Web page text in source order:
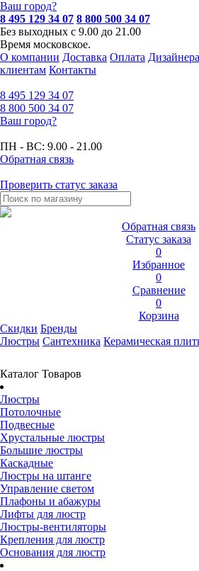
Ваш город?
8 495 129 34 07 8 800 500 34 07
Без выходных с 9.00 до 21.00
Время московское.
О компании Доставка Оплата
клиентам Контакты
8 495 129 34 07
8 800 500 34 07
Ваш город?
ПН - ВС: 9.00 - 21.00
Обратная связь
Проверить статус заказа
Обратная связь
Статус заказа
0
Избранное
0
Сравнение
0
Корзина
Скидки Бренды
Люстры Сантехника Керамическая
Каталог Товаров
Люстры
Потолочные
Подвесные
Хрустальные люстры
Большие люстры
Каскадные
Люстры на штанге
Управление светом
Плафоны и абажуры
Лифты для люстр
Люстры-вентиляторы
Крепления для люстр
Основания для люстр